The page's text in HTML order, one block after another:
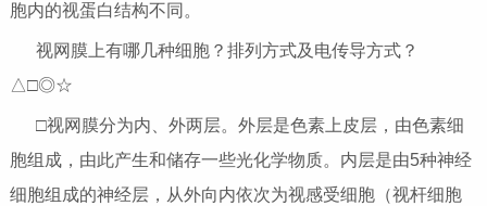
胞内的视蛋白结构不同。
视网膜上有哪几种细胞？排列方式及电传导方式？
△□◎☆
□视网膜分为内、外两层。外层是色素上皮层，由色素细
胞组成，由此产生和储存一些光化学物质。内层是由5种神经
细胞组成的神经层，从外向内依次为视感受细胞（视杆细胞